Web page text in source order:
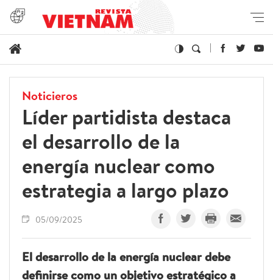
Noticieros
Líder partidista destaca
el desarrollo de la
energía nuclear como
estrategia a largo plazo
05/09/2025
El desarrollo de la energía nuclear debe
definirse como un objetivo estratégico a